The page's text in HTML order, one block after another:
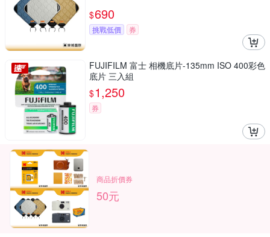
$690
挑戰低價 券
FUJIFILM 富士 相機底片-135mm ISO 400彩色
底片 三入組
$1,250
券
商品折價券
50元